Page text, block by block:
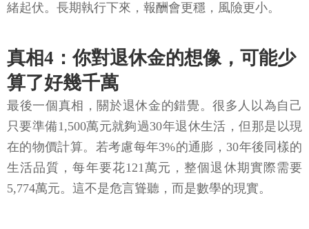
緒起伏。長期執行下來，報酬會更穩，風險更小。
真相4：你對退休金的想像，可能少
算了好幾千萬
最後一個真相，關於退休金的錯覺。很多人以為自己
只要準備1,500萬元就夠過30年退休生活，但那是以現
在的物價計算。若考慮每年3%的通膨，30年後同樣的
生活品質，每年要花121萬元，整個退休期實際需要
5,774萬元。這不是危言聳聽，而是數學的現實。